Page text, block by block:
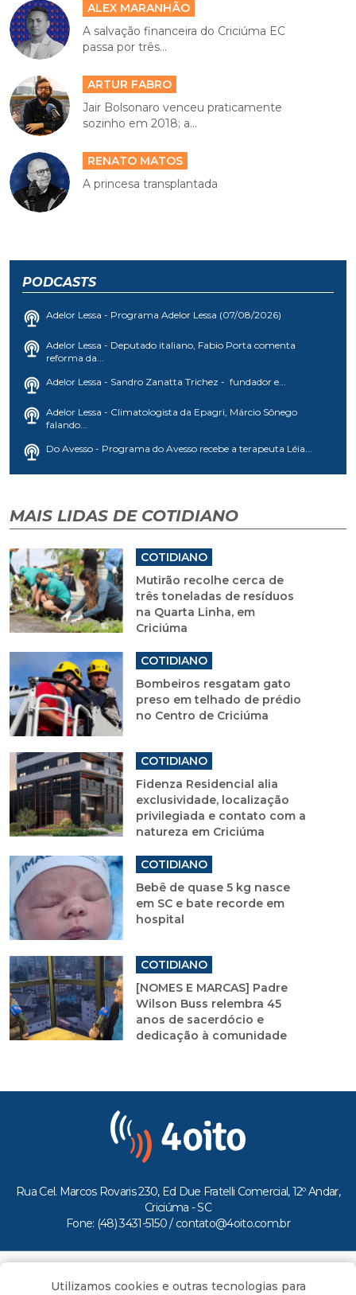
ALEX MARANHÃO
A salvação financeira do Criciúma EC
passa por três...
ARTUR FABRO
Jair Bolsonaro venceu praticamente
sozinho em 2018; a...
RENATO MATOS
A princesa transplantada
PODCASTS
Adelor Lessa - Programa Adelor Lessa (07/08/2026)
Adelor Lessa - Deputado italiano, Fabio Porta comenta
reforma da...
Adelor Lessa - Sandro Zanatta Trichez - fundador e...
Adelor Lessa - Climatologista da Epagri, Márcio Sônego
falando...
Do Avesso - Programa do Avesso recebe a terapeuta Léia...
MAIS LIDAS DE COTIDIANO
COTIDIANO
Mutirão recolhe cerca de
três toneladas de resíduos
na Quarta Linha, em
Criciúma
COTIDIANO
Bombeiros resgatam gato
preso em telhado de prédio
no Centro de Criciúma
COTIDIANO
Fidenza Residencial alia
exclusividade, localização
privilegiada e contato com a
natureza em Criciúma
COTIDIANO
Bebê de quase 5 kg nasce
em SC e bate recorde em
hospital
COTIDIANO
[NOMES E MARCAS] Padre
Wilson Buss relembra 45
anos de sacerdócio e
dedicação à comunidade
Rua Cel. Marcos Rovaris 230, Ed Due Fratelli Comercial, 12º Andar,
Criciúma - SC
Fone: (48) 3431-5150 / contato@4oito.com.br
Todos os direitos reservados ao Portal 4oito
Utilizamos cookies e outras tecnologias para